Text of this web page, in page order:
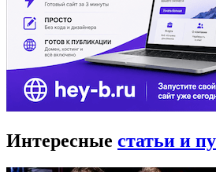
Интересные статьи и